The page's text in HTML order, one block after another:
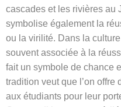
cascades et les rivières au
symbolise également la
ou la virilité. Dans la
souvent associée à la
fait un symbole de chance
tradition veut que l’on offre
aux étudiants pour leur